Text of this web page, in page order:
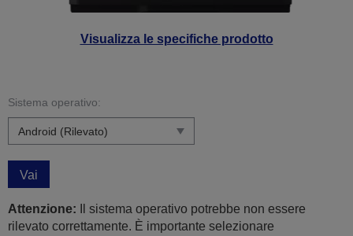
Visualizza le specifiche prodotto
Sistema operativo:
Vai
Attenzione: Il sistema operativo potrebbe non essere
rilevato correttamente. È importante selezionare